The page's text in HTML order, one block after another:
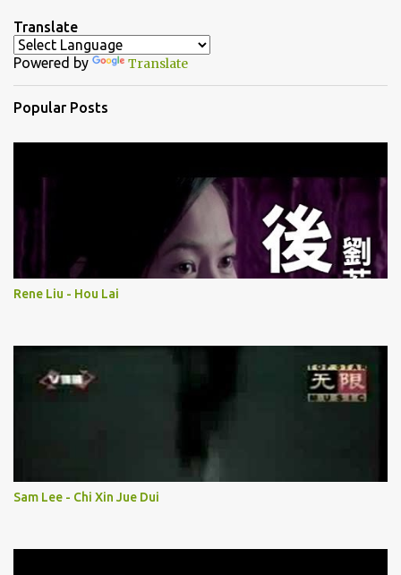
t
s
Translate
Powered by Translate
Popular Posts
Rene Liu - Hou Lai
Sam Lee - Chi Xin Jue Dui